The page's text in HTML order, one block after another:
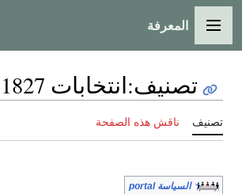
القائمة الرئيسية
المعرفة
تصنيف:انتخابات 1827
تصنيف ناقش هذه الصفحة
السياسة portal